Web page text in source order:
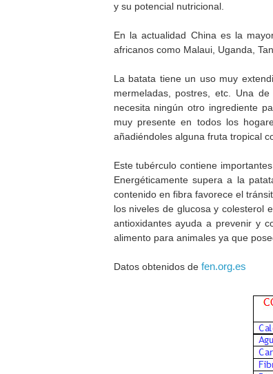
y su potencial nutricional.
En la actualidad China es la
africanos como Malaui, Uganda,
La batata tiene un uso muy
mermeladas, postres, etc. Una
necesita ningún otro ingrediente
muy presente en todos los
añadiéndoles alguna fruta tropical
Este tubérculo contiene
Energéticamente supera a la
contenido en fibra favorece el
los niveles de glucosa y colesterol
antioxidantes ayuda a prevenir y
alimento para animales ya que
Datos obtenidos de fen.org.es